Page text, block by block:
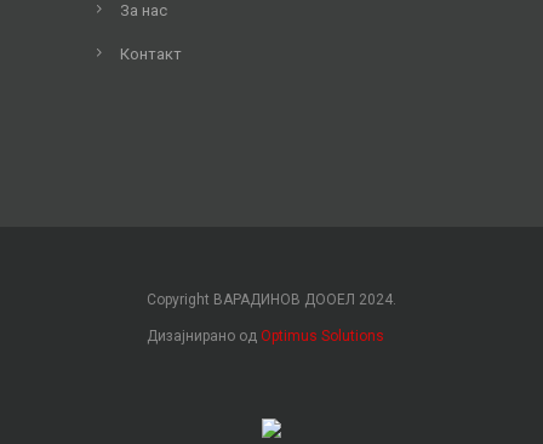
За нас
Контакт
Copyright ВАРАДИНОВ ДООЕЛ 2024.
Дизајнирано од Optimus Solutions